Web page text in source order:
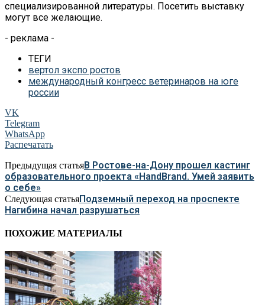
специализированной литературы. Посетить выставку
могут все желающие.
- реклама -
ТЕГИ
вертол экспо ростов
международный конгресс ветеринаров на юге
россии
VK
Telegram
WhatsApp
Распечатать
Предыдущая статьяВ Ростове-на-Дону прошел кастинг
образовательного проекта «HandBrand. Умей заявить
о себе»
Следующая статьяПодземный переход на проспекте
Нагибина начал разрушаться
ПОХОЖИЕ МАТЕРИАЛЫ